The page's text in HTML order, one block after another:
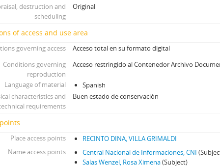
destruction and
scheduling
Original
of access and use area
governing access
Acceso total en su formato digital
Conditions governing
reproduction
Acceso restringido al Contenedor Archivo
Language of material
Spanish
characteristics and
requirements
Buen estado de conservación
Place access points
RECINTO DINA, VILLA GRIMALDI
Name access points
Central Nacional de Informaciones, CNI
Salas Wenzel, Rosa Ximena(Subject)